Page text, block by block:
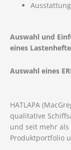
Auswahl und
eines
Auswahl eines
HATLAPA
qualitative
und seit mehr als
Produktportfolio